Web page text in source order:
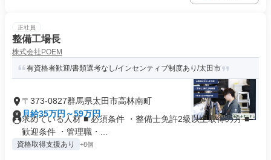
正社員
整備工場長
株式会社POEM
有資格者歓迎/書類選考なし/インセンティブ制度あり/太田市
〒373-0827群馬県太田市高林南町
月給35万円～59万円
求めている人材 ■ 必須条件 ・整備士免許2級以上取得の方 ■
歓迎条件 ・管理職・...
資格取得支援あり +8個